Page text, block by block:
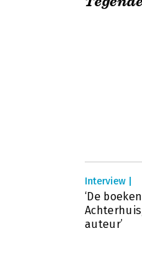
Interview |
‘De
auteur’